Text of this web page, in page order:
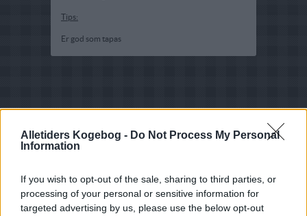
Alletiders Kogebog - Do Not Process My Personal
Information
If you wish to opt-out of the sale, sharing to third parties, or
processing of your personal or sensitive information for
targeted advertising by us, please use the below opt-out
Tips:
Er god som tapas